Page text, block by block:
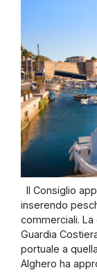
Il Consiglio
inserendo
commerciali.
Guardia
portuale a
Alghero ha